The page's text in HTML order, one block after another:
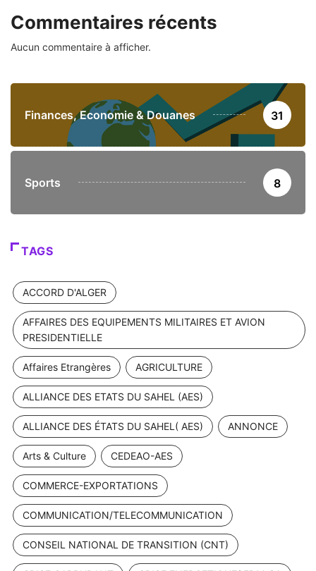
Commentaires récents
Aucun commentaire à afficher.
Finances, Economie & Douanes 31
Sports 8
TAGS
ACCORD D'ALGER
AFFAIRES DES EQUIPEMENTS MILITAIRES ET AVION
PRESIDENTIELLE
Affaires Etrangères AGRICULTURE
ALLIANCE DES ETATS DU SAHEL (AES)
ALLIANCE DES ÉTATS DU SAHEL( AES) ANNONCE
Arts & Culture CEDEAO-AES
COMMERCE-EXPORTATIONS
COMMUNICATION/TELECOMMUNICATION
CONSEIL NATIONAL DE TRANSITION (CNT)